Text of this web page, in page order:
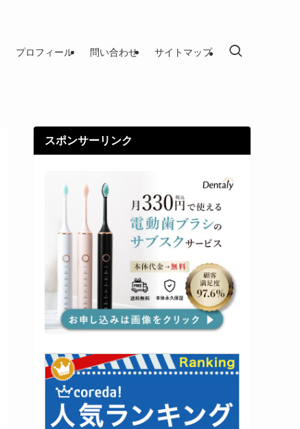
プロフィール 問い合わせ サイトマップ
スポンサーリンク